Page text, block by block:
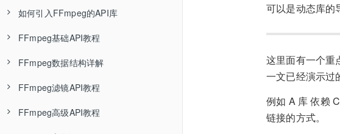
MSVC编译环境介绍—编译链接基础知识
MSVC编译多个C程序文件—编译链接基础知识
MSVC编译静态库—编译链接基础知识
快速上手vs2019—编译链接基础知识
MSVC封装静态库—编译链接基础知识
调试基础知识及原理—FFmpeg调试环境搭建
如何引入FFmpeg的API库
FFmpeg的API库介绍—FFmpeg API教程
Linux环境使用FFmpeg的API库—FFmpeg API教程
vs2019使用FFmpeg的API库—FFmpeg API教程
Windows桌面开发介绍
FFmpeg基础API教程
FFmpeg打开输入文件—FFmpeg API教程
移植Qt示例到clion调试—FFmpeg API教程
如何设置解复用器参数—FFmpeg API教程
FFmpeg数据结构详解
AVFrame详解—FFmpeg API教程
AVOptions详解—FFmpeg API教程
FFmpeg滤镜API教程
FFmpeg的scale滤镜介绍—FFmpeg API教程
FFmpeg高级API教程
可以是动态库的
这里面有一个重
一文已经演示过
例如 A 库 依赖
链接的方式。